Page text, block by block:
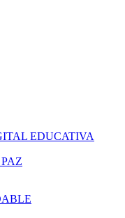
EDUCATIVA